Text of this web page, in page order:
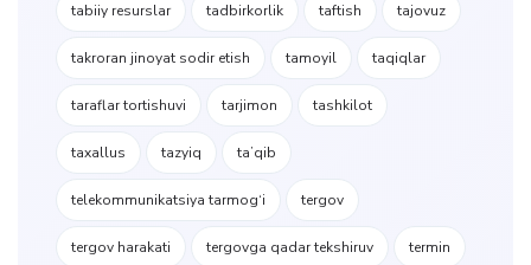
tabiiy resurslar tadbirkorlik taftish tajovuz
takroran jinoyat sodir etish tamoyil taqiqlar
taraflar tortishuvi tarjimon tashkilot
taxallus tazyiq taʼqib
telekommunikatsiya tarmog‘i tergov
tergov harakati tergovga qadar tekshiruv termin